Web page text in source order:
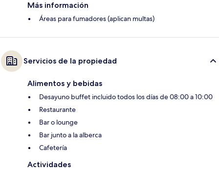
Más información
Áreas para fumadores (aplican multas)
Servicios de la propiedad
Alimentos y bebidas
Desayuno buffet incluido todos los días de 08:00 a 10:00
Restaurante
Bar o lounge
Bar junto a la alberca
Cafetería
Actividades